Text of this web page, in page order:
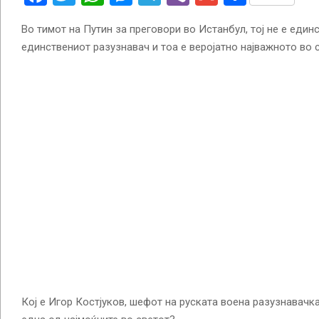
Во тимот на Путин за преговори во Истанбул, тој не е
единствениот разузнавач и тоа е веројатно најважното во
Кој е Игор Костјуков, шефот на руската воена